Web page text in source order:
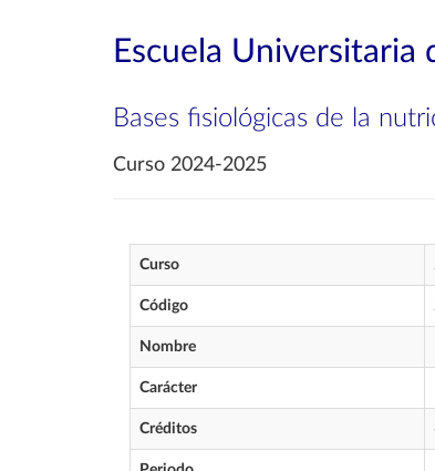
Escuela Universitaria
Bases fisiológicas de la
Curso 2024-2025
Curso
Código
Nombre
Carácter
Créditos